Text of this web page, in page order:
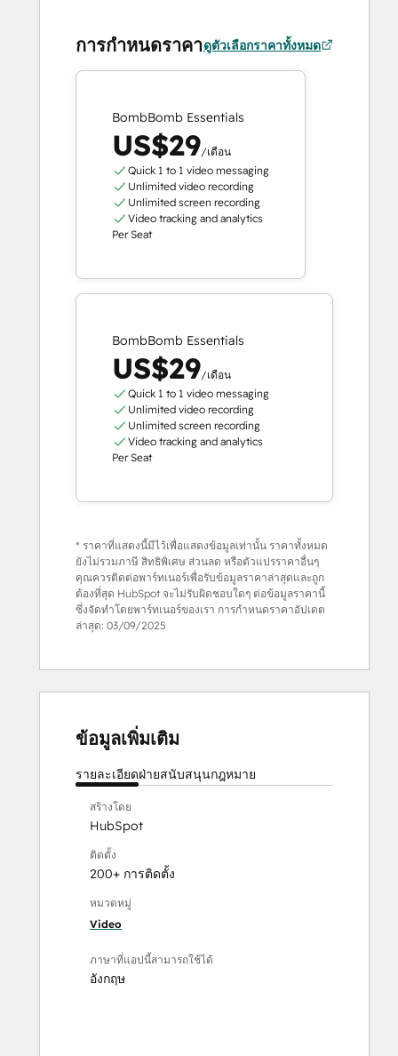
การกำหนดราคาดูตัวเลือกราคาทั้งหมด
BombBomb Essentials
US$29/เดือน
Quick 1 to 1 video messaging
Unlimited video recording
Unlimited screen recording
Video tracking and analytics
Per Seat
BombBomb Essentials
US$29/เดือน
Quick 1 to 1 video messaging
Unlimited video recording
Unlimited screen recording
Video tracking and analytics
Per Seat
* ราคาที่แสดงนี้มีไว้เพื่อแสดงข้อมูลเท่านั้น ราคาทั้งหมด
ยังไม่รวมภาษี สิทธิพิเศษ ส่วนลด หรือตัวแปรราคาอื่นๆ
คุณควรติดต่อพาร์ทเนอร์เพื่อรับข้อมูลราคาล่าสุดและถูก
ต้องที่สุด HubSpot จะไม่รับผิดชอบใดๆ ต่อข้อมูลราคานี้
ซึ่งจัดทำโดยพาร์ทเนอร์ของเรา การกำหนดราคาอัปเดต
ล่าสุด: 03/09/2025
ข้อมูลเพิ่มเติม
รายละเอียดฝ่ายสนับสนุนกฎหมาย
สร้างโดย
HubSpot
ติดตั้ง
200+ การติดตั้ง
หมวดหมู่
Video
ภาษาที่แอปนี้สามารถใช้ได้
อังกฤษ